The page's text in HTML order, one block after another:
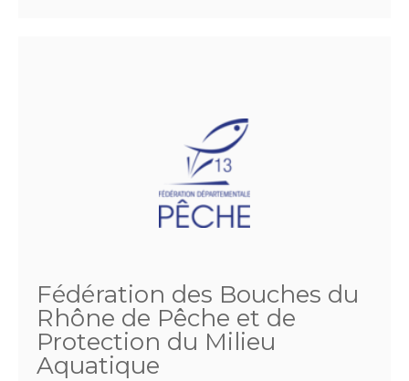
Fédération des Bouches du
Rhône de Pêche et de
Protection du Milieu
Aquatique